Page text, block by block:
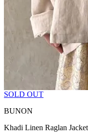
SOLD OUT
BUNON
Khadi Linen Raglan